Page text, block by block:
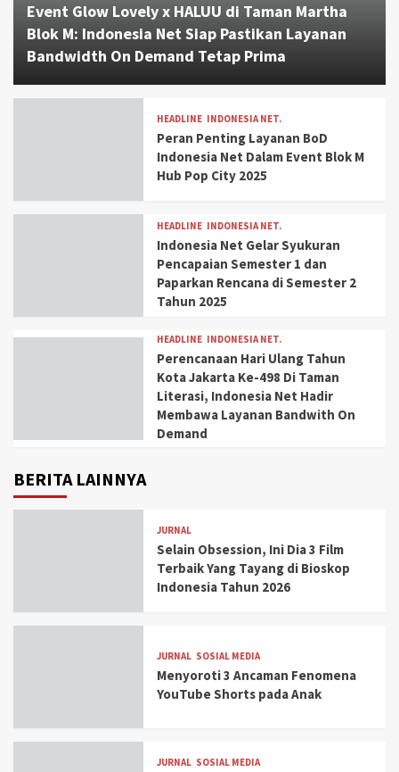
Event Glow Lovely x HALUU di Taman Martha
Blok M: Indonesia Net Siap Pastikan Layanan
Bandwidth On Demand Tetap Prima
HEADLINE INDONESIA NET.
Peran Penting Layanan BoD
Indonesia Net Dalam Event Blok M
Hub Pop City 2025
HEADLINE INDONESIA NET.
Indonesia Net Gelar Syukuran
Pencapaian Semester 1 dan
Paparkan Rencana di Semester 2
Tahun 2025
HEADLINE INDONESIA NET.
Perencanaan Hari Ulang Tahun
Kota Jakarta Ke-498 Di Taman
Literasi, Indonesia Net Hadir
Membawa Layanan Bandwith On
Demand
BERITA LAINNYA
JURNAL
Selain Obsession, Ini Dia 3 Film
Terbaik Yang Tayang di Bioskop
Indonesia Tahun 2026
JURNAL SOSIAL MEDIA
Menyoroti 3 Ancaman Fenomena
YouTube Shorts pada Anak
JURNAL SOSIAL MEDIA